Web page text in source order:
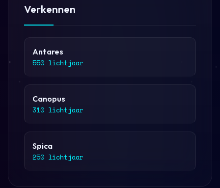
Verkennen
Antares
550 lichtjaar
Canopus
310 lichtjaar
Spica
250 lichtjaar